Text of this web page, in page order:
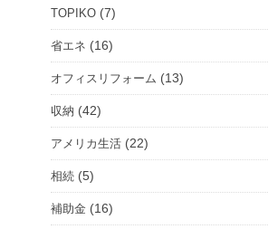
ー
を
選
択
TOPIKO (7)
省エネ (16)
オフィスリフォーム (13)
収納 (42)
アメリカ生活 (22)
相続 (5)
補助金 (16)